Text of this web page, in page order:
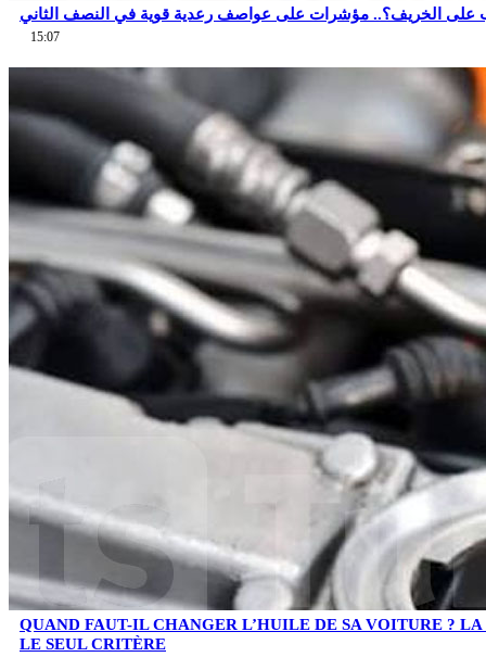
على الخريف؟.. مؤشرات على عواصف رعدية قوية في النصف الثاني
15:07
QUAND FAUT-IL CHANGER L’HUILE DE SA VOITURE ? LA
LE SEUL CRITÈRE